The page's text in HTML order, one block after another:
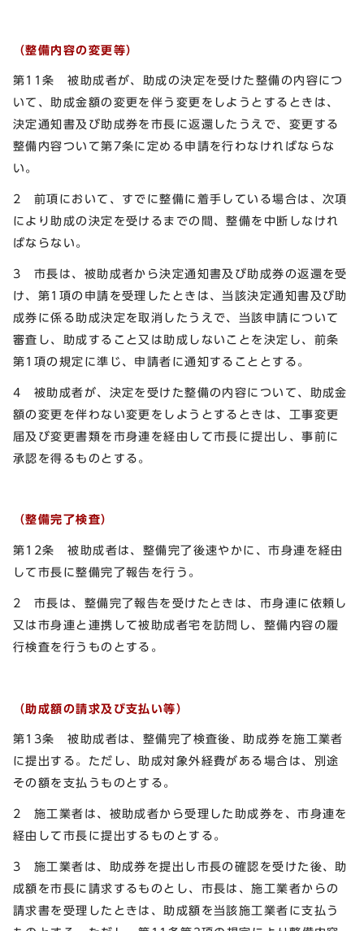
（整備内容の変更等）
第11条 被助成者が、助成の決定を受けた整備の内容につ
いて、助成金額の変更を伴う変更をしようとするときは、
決定通知書及び助成券を市長に返還したうえで、変更する
整備内容ついて第7条に定める申請を行わなければならな
い。
2 前項において、すでに整備に着手している場合は、次項
により助成の決定を受けるまでの間、整備を中断しなけれ
ばならない。
3 市長は、被助成者から決定通知書及び助成券の返還を受
け、第1項の申請を受理したときは、当該決定通知書及び助
成券に係る助成決定を取消したうえで、当該申請について
審査し、助成すること又は助成しないことを決定し、前条
第1項の規定に準じ、申請者に通知することとする。
4 被助成者が、決定を受けた整備の内容について、助成金
額の変更を伴わない変更をしようとするときは、工事変更
届及び変更書類を市身連を経由して市長に提出し、事前に
承認を得るものとする。
（整備完了検査）
第12条 被助成者は、整備完了後速やかに、市身連を経由
して市長に整備完了報告を行う。
2 市長は、整備完了報告を受けたときは、市身連に依頼し
又は市身連と連携して被助成者宅を訪問し、整備内容の履
行検査を行うものとする。
（助成額の請求及び支払い等）
第13条 被助成者は、整備完了検査後、助成券を施工業者
に提出する。ただし、助成対象外経費がある場合は、別途
その額を支払うものとする。
2 施工業者は、被助成者から受理した助成券を、市身連を
経由して市長に提出するものとする。
3 施工業者は、助成券を提出し市長の確認を受けた後、助
成額を市長に請求するものとし、市長は、施工業者からの
請求書を受理したときは、助成額を当該施工業者に支払う